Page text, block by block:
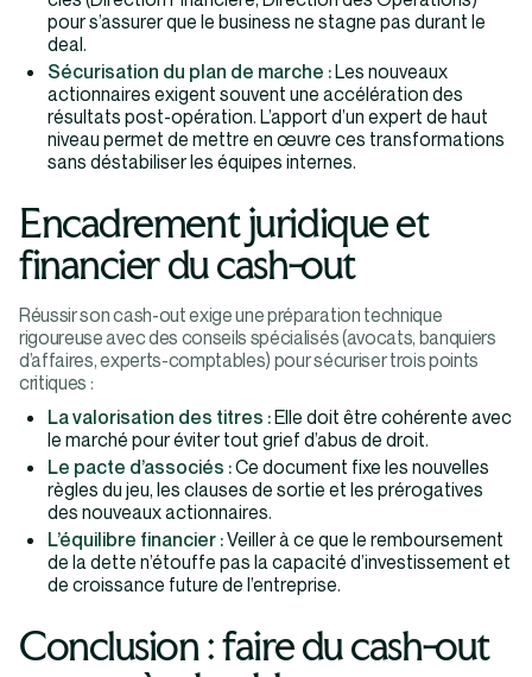
pour s’assurer que le business ne stagne pas durant le
deal.
Sécurisation du plan de marche :Les nouveaux
actionnaires exigent souvent une accélération des
résultats post-opération. L’apport d’un expert de haut
niveau permet de mettre en œuvre ces transformations
sans déstabiliser les équipes internes.
Encadrement juridique et
financier du cash-out
Réussir son cash-out exige une préparation technique
rigoureuse avec des conseils spécialisés (avocats, banquiers
d’affaires, experts-comptables) pour sécuriser trois points
critiques :
La valorisation des titres :Elle doit être cohérente avec
le marché pour éviter tout grief d’abus de droit.
Le pacte d’associés :Ce document fixe les nouvelles
règles du jeu, les clauses de sortie et les prérogatives
des nouveaux actionnaires.
L’équilibre financier :Veiller à ce que le remboursement
de la dette n’étouffe pas la capacité d’investissement et
de croissance future de l’entreprise.
Conclusion : faire du cash-out